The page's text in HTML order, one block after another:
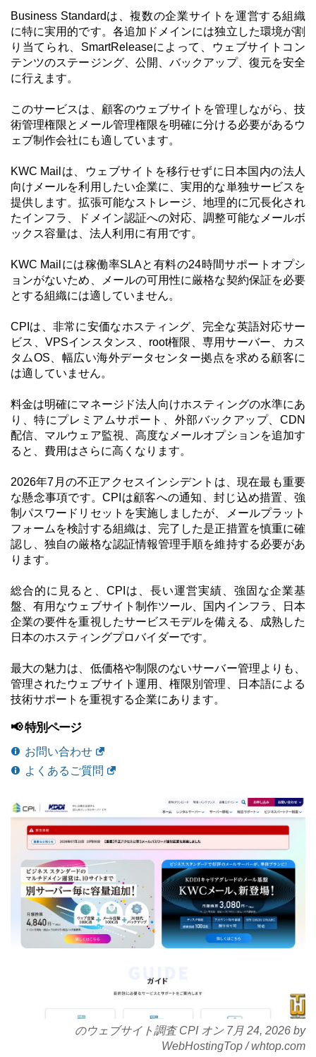
Business Standardは、複数の企業サイトを運営する組織
に特に実用的です。各追加ドメインには独立した環境が割
り当てられ、SmartReleaseによって、ウェブサイトコン
テンツのステージング、公開、バックアップ、復元を安全
に行えます。
このサービスは、顧客のウェブサイトを管理しながら、技
術管理権限とメール管理権限を明確に分ける必要があるウ
ェブ制作会社にも適しています。
KWC Mailは、ウェブサイトを移行せずに日本国内の法人
向けメールを利用したい企業に、実用的な単独サービスを
提供します。拡張可能なストレージ、地理的に冗長化され
たインフラ、ドメイン認証への対応、調整可能なメールボ
ックス容量は、法人利用に有用です。
KWC Mailには稼働率SLAと有料の24時間サポートオプシ
ョンがないため、メールの可用性に厳格な契約保証を必要
とする組織には適していません。
CPIは、非常に安価なホスティング、完全な英語対応サー
ビス、VPSインスタンス、root権限、専用サーバー、カス
タムOS、幅広い海外データセンター拠点を求める顧客に
は適していません。
料金は明確にマネージド法人向けホスティングの水準にあ
り、特にプレミアムサポート、外部バックアップ、CDN
配信、マルウェア監視、高度なメールオプションを追加す
ると、費用はさらに高くなります。
2026年7月の不正アクセスインシデントは、現在最も重要
な懸念事項です。CPIは顧客への通知、封じ込め措置、強
制パスワードリセットを実施しましたが、メールプラット
フォームを検討する組織は、完了した是正措置を慎重に確
認し、独自の厳格な認証情報管理手順を維持する必要があ
ります。
総合的に見ると、CPIは、長い運営実績、強固な企業基
盤、有用なウェブサイト制作ツール、国内インフラ、日本
企業の要件を重視したサービスモデルを備える、成熟した
日本のホスティングプロバイダーです。
最大の魅力は、低価格や制限のないサーバー管理よりも、
管理されたウェブサイト運用、権限別管理、日本語による
技術サポートを重視する企業にあります。
📢 特別ページ
お問い合わせ
よくあるご質問
のウェブサイト調査 CPI オン 7月 24, 2026 by
WebHostingTop/whtop.com